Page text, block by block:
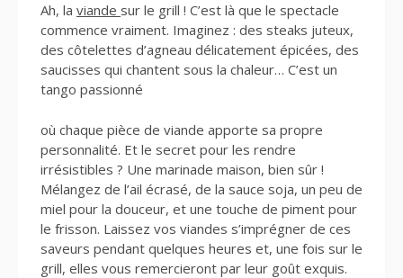
Ah, la viande sur le grill ! C’est là que le spectacle
commence vraiment. Imaginez : des steaks juteux,
des côtelettes d’agneau délicatement épicées, des
saucisses qui chantent sous la chaleur… C’est un
tango passionné
où chaque pièce de viande apporte sa propre
personnalité. Et le secret pour les rendre
irrésistibles ? Une marinade maison, bien sûr !
Mélangez de l’ail écrasé, de la sauce soja, un peu de
miel pour la douceur, et une touche de piment pour
le frisson. Laissez vos viandes s’imprégner de ces
saveurs pendant quelques heures et, une fois sur le
grill, elles vous remercieront par leur goût exquis.